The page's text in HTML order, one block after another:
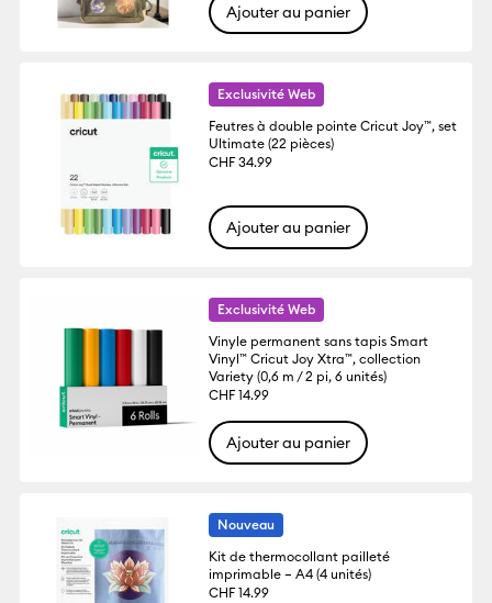
Ajouter au panier
Exclusivité Web
Feutres à double pointe Cricut Joy™, set
Ultimate (22 pièces)
CHF 34.99
Ajouter au panier
Exclusivité Web
Vinyle permanent sans tapis Smart
Vinyl™ Cricut Joy Xtra™, collection
Variety (0,6 m / 2 pi, 6 unités)
CHF 14.99
Ajouter au panier
Nouveau
Kit de thermocollant pailleté
imprimable – A4 (4 unités)
CHF 14.99